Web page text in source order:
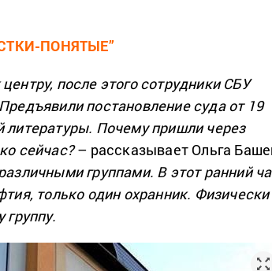
ПОНЯТЫЕ”
после этого сотрудники СБУ
постановление суда от 19
литературы. Почему пришли через
сейчас?– рассказывает Ольга
группами. В этот ранний
только один охранник. Физически